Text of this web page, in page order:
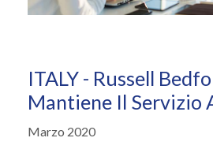
ITALY - Russell
Mantiene Il Servizio
Marzo 2020